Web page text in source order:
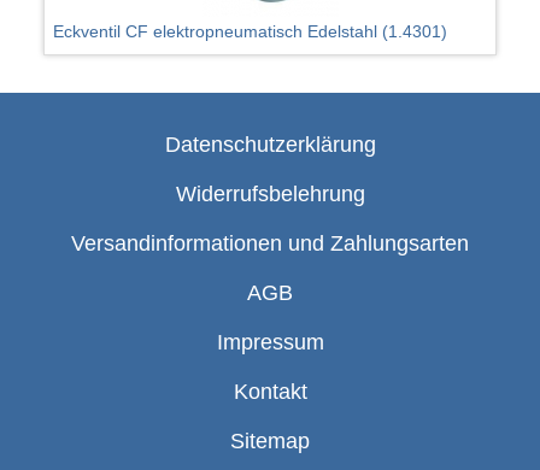
Eckventil CF elektropneumatisch Edelstahl (1.4301)
Datenschutzerklärung
Widerrufsbelehrung
Versandinformationen und Zahlungsarten
AGB
Impressum
Kontakt
Sitemap